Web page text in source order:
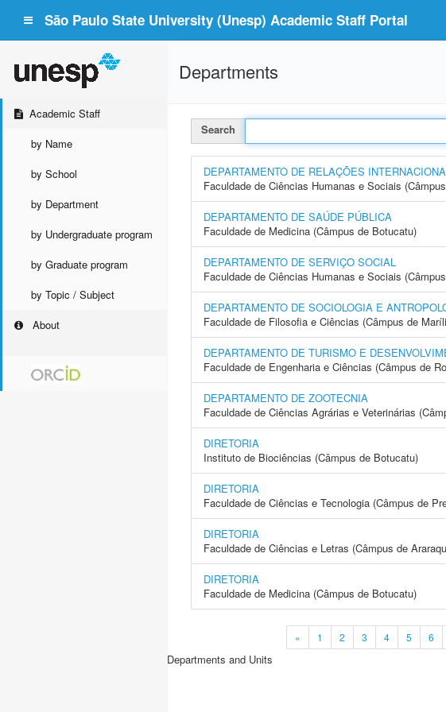
São Paulo State University (Unesp) Academic Staff Portal
Academic Staff
by Name
by School
by Department
by Undergraduate program
by Graduate program
by Topic / Subject
About
Departments
Search
DEPARTAMENTO DE RELAÇÕES
Faculdade de Ciências Humanas e Sociais
DEPARTAMENTO DE SAÚDE PÚBLICA
Faculdade de Medicina (Câmpus de Botucatu)
DEPARTAMENTO DE SERVIÇO SOCIAL
Faculdade de Ciências Humanas e Sociais
DEPARTAMENTO DE SOCIOLOGIA E
Faculdade de Filosofia e Ciências (Câmpus de
DEPARTAMENTO DE TURISMO E
Faculdade de Engenharia e Ciências (Câmpus de
DEPARTAMENTO DE ZOOTECNIA
Faculdade de Ciências Agrárias e Veterinárias
DIRETORIA
Instituto de Biociências (Câmpus de Botucatu)
DIRETORIA
Faculdade de Ciências e Tecnologia (Câmpus de
DIRETORIA
Faculdade de Ciências e Letras (Câmpus de
DIRETORIA
Faculdade de Medicina (Câmpus de Botucatu)
« 1 2 3 4 5 6
Departments and Units